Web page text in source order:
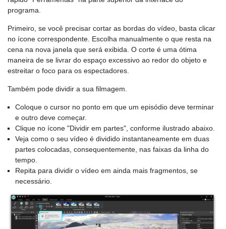
programa.
Primeiro, se você precisar cortar as bordas do vídeo, basta clicar
no ícone correspondente. Escolha manualmente o que resta na
cena na nova janela que será exibida. O corte é uma ótima
maneira de se livrar do espaço excessivo ao redor do objeto e
estreitar o foco para os espectadores.
Também pode dividir a sua filmagem.
Coloque o cursor no ponto em que um episódio deve terminar
e outro deve começar.
Clique no ícone "Dividir em partes", conforme ilustrado abaixo.
Veja como o seu vídeo é dividido instantaneamente em duas
partes colocadas, consequentemente, nas faixas da linha do
tempo.
Repita para dividir o vídeo em ainda mais fragmentos, se
necessário.